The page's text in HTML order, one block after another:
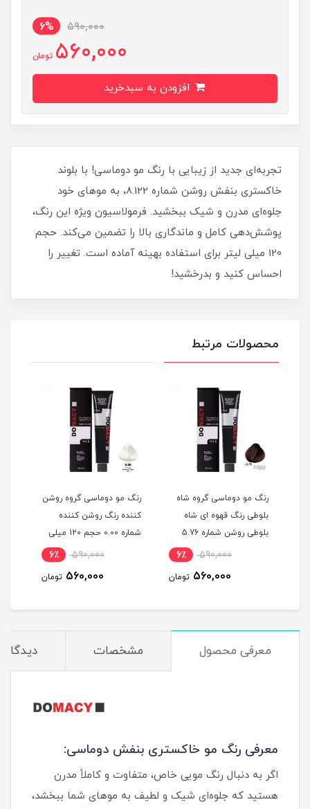
590,000
6%
560,000 تومان
تجربه‌ای جدید از زیبایی با رنگ مو دوماسی! با بلوند
خاکستری بنفش روشن شماره 8.122، به موهای خود
جلوه‌ای مدرن و شیک ببخشید. فرمولاسیون ویژه این رنگ،
پوشش‌دهی کامل و ماندگاری بالا را تضمین می‌کند. حجم
120 میلی‌ لیتر برای استفاده بهینه آماده است. تغییر را
احساس کنید و بدرخشید!
محصولات مرتبط
رنگ مو دوماسی گروه شاه
بلوطی رنگ قهوه ای شاه
بلوطی روشن شماره 5.76
590,000 6٪
560,000 تومان
رنگ مو دوماسی گروه روشن
کننده رنگ روشن کننده
شماره 0.00 حجم 120 میلی
590,000 6٪
560,000 تومان
معرفی محصول مشخصات
معرفی رنگ مو خاکستری بنفش دوماسی:
اگر به دنبال رنگ مویی خاص، متفاوت و کاملاً مدرن
هستید که جلوه‌ای شیک و لطیف به موهای شما ببخشد،